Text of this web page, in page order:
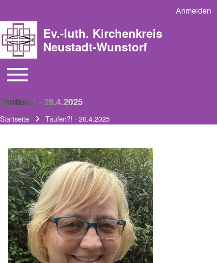
User
Anmelden
Ev.-luth. Kirchenkreis
Neustadt-Wunstorf
Main navigation
Toggle main menu
Taufen?! - 26.4.2025
Pfadnavigation
Startseite Taufen?! - 26.4.2025